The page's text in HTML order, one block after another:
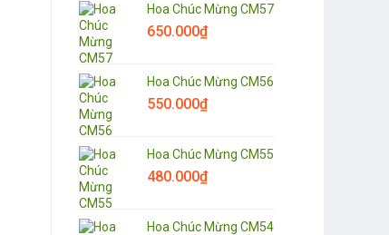
Hoa Chúc Mừng CM57
650.000₫
Hoa Chúc Mừng CM56
550.000₫
Hoa Chúc Mừng CM55
480.000₫
Hoa Chúc Mừng CM54